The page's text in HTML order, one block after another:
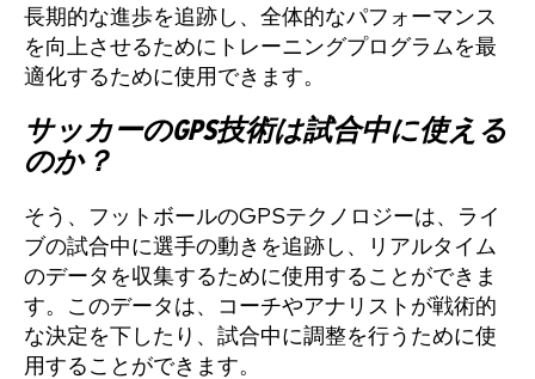
長期的な進歩を追跡し、全体的なパフォーマンス
を向上させるためにトレーニングプログラムを最
適化するために使用できます。
サッカーのGPS技術は試合中に使える
のか？
そう、フットボールのGPSテクノロジーは、ライ
ブの試合中に選手の動きを追跡し、リアルタイム
のデータを収集するために使用することができま
す。このデータは、コーチやアナリストが戦術的
な決定を下したり、試合中に調整を行うために使
用することができます。